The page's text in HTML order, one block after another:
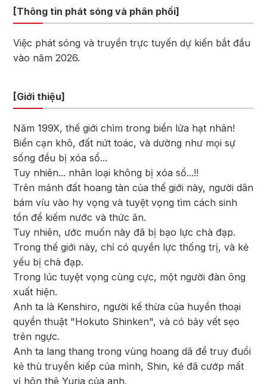
[Thông tin phát sóng và phân phối]
Việc phát sóng và truyền trực tuyến dự kiến bắt đầu
vào năm 2026.
[Giới thiệu]
Năm 199X, thế giới chìm trong biển lửa hạt nhân!
Biển cạn khô, đất nứt toác, và dường như mọi sự
sống đều bị xóa sổ...
Tuy nhiên... nhân loại không bị xóa sổ...!!
Trên mảnh đất hoang tàn của thế giới này, người dân
bám víu vào hy vọng và tuyệt vọng tìm cách sinh
tồn để kiếm nước và thức ăn.
Tuy nhiên, ước muốn này đã bị bạo lực chà đạp.
Trong thế giới này, chỉ có quyền lực thống trị, và kẻ
yếu bị chà đạp.
Trong lúc tuyệt vọng cùng cực, một người đàn ông
xuất hiện.
Anh ta là Kenshiro, người kế thừa của huyền thoại
quyền thuật "Hokuto Shinken", và có bảy vết sẹo
trên ngực.
Anh ta lang thang trong vùng hoang dã để truy đuổi
kẻ thù truyền kiếp của mình, Shin, kẻ đã cướp mất
vị hôn thê Yuria của anh.